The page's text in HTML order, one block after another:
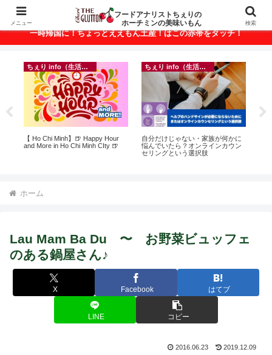
ベトナム・ホーチミンの美味いもんが満載！
一時帰国に！ちょっとええもん土産！はこの赤帯をタッチ！
ちぇり info（生活情報）
【 Ho Chi Minh】🍺 Happy Hour
and More in Ho Chi Minh CIty 🍺
ちぇり info（生活情報）
自分だけじゃない・家族が何かに
悩んでいたら？オンラインカウン
セリングという選択肢
ホーム
Lau Mam Ba Du 〜 お野菜ビュッフェ
のある鍋屋さん♪
X Facebook はてブ
LINE コピー
2016.06.23 2019.12.09
メニュー
フードアナリストちぇりの
ホーチミンの美味いもん
検索